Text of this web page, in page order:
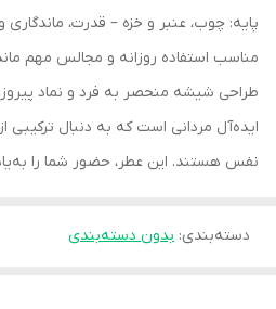
پایه: چوب، عنبر و خزه – قدرت،
مناسب استفاده روزانه و مجالس مهم
طراحی شیشه منحصر به فرد و نماد
ایده‌آل مردانی است که به دنبال ترکیبی
نفس هستند. این عطر، حضور شما را
دسته‌بندی: بدون دسته‌بندی